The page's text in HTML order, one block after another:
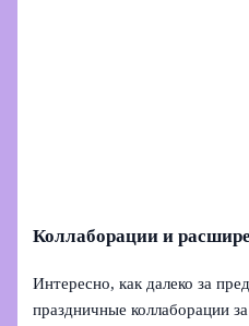
Коллаборации и
Интересно, как далеко за
праздничные коллаборации